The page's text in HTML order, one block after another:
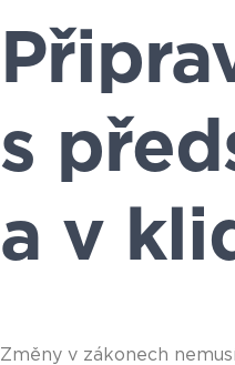
s
a v
Změny v zákonech